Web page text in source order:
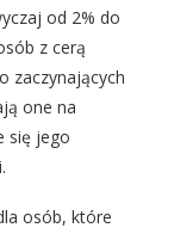
od 2% do
z cerą
zaczynających
one na
się jego
osób, które